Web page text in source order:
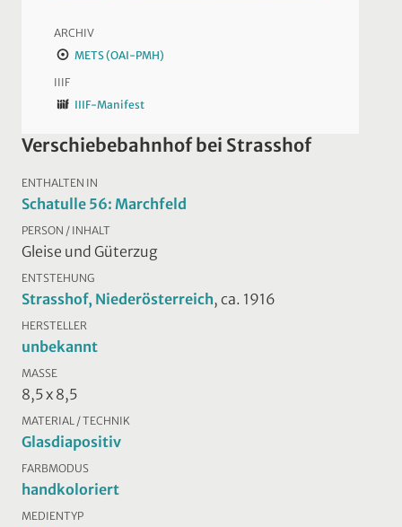
ARCHIV
METS (OAI-PMH)
IIIF
IIIF-Manifest
Verschiebebahnhof bei Strasshof
ENTHALTEN IN
Schatulle 56: Marchfeld
PERSON / INHALT
Gleise und Güterzug
ENTSTEHUNG
Strasshof, Niederösterreich, ca. 1916
HERSTELLER
unbekannt
MASSE
8,5 x 8,5
MATERIAL / TECHNIK
Glasdiapositiv
FARBMODUS
handkoloriert
MEDIENTYP